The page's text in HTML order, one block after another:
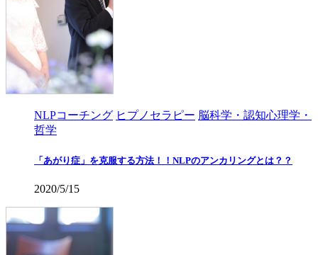
NLPコーチング ヒプノセラピー 脳科学・認知心理学・
哲学
「あがり症」を克服する方法！！NLPのアンカリングとは？？
2020/5/15